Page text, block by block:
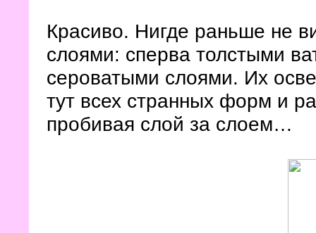
Красиво. Нигде раньше не
слоями: сперва толстыми
сероватыми слоями. Их
тут всех странных форм и
пробивая слой за слоем…